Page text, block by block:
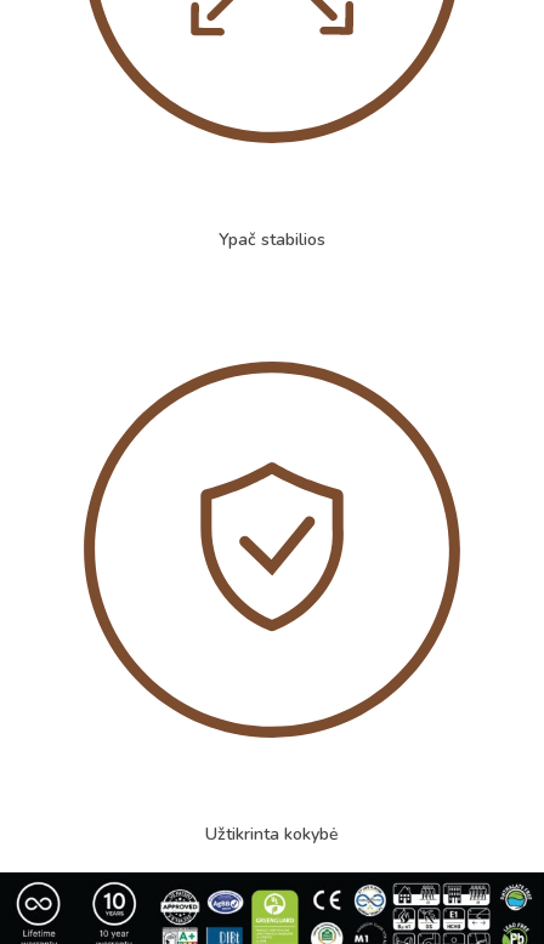
Ypač stabilios
Užtikrinta kokybė